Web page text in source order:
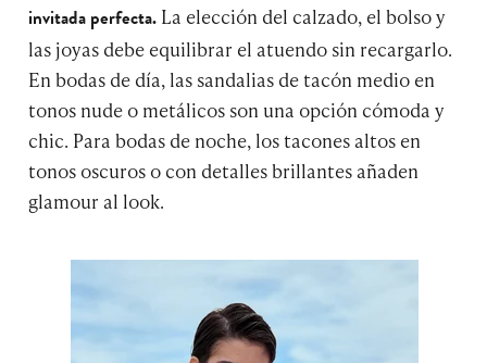
invitada perfecta. La elección del calzado, el bolso y
las joyas debe equilibrar el atuendo sin recargarlo.
En bodas de día, las sandalias de tacón medio en
tonos nude o metálicos son una opción cómoda y
chic. Para bodas de noche, los tacones altos en
tonos oscuros o con detalles brillantes añaden
glamour al look.